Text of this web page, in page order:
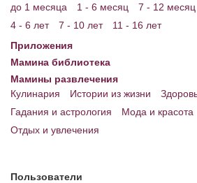
Мамина энциклопедия
Сервис. Оценка роста и веса
Приложения для Android
Полезные ссылки
до 1 месяца
1 - 6 месяц 7 - 12 месяц
4 - 6 лет
7 - 10 лет
11 - 16 лет
Приложения
Мамина библиотека
Мамины развлечения
Кулинария
Истории из жизни
Гадания и астрология
Мода и красота
Отдых и увлечения
Пользователи